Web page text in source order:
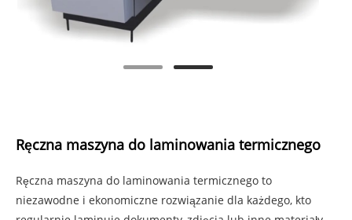
Ręczna maszyna do laminowania termicznego
Ręczna maszyna do laminowania termicznego to
niezawodne i ekonomiczne rozwiązanie dla każdego, kto